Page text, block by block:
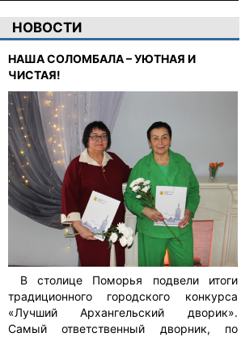
НОВОСТИ
НАША СОЛОМБАЛА – УЮТНАЯ И
ЧИСТАЯ!
В столице Поморья подвели итоги
традиционного городского конкурса
«Лучший Архангельский дворик».
Самый ответственный дворник, по